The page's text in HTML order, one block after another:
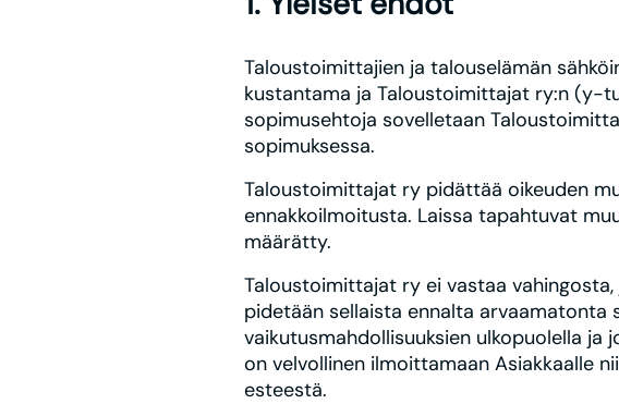
Taloustoimittajien ja talouselämän
kustantama ja Taloustoimittajat ry:n (y-
sopimusehtoja sovelletaan
sopimuksessa.
Taloustoimittajat ry pidättää oikeuden
ennakkoilmoitusta. Laissa tapahtuvat
määrätty.
Taloustoimittajat ry ei vastaa
pidetään sellaista ennalta
vaikutusmahdollisuuksien ulkopuolella
on velvollinen ilmoittamaan Asiakkaalle
esteestä.